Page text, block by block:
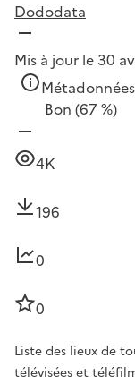
Dododata
Mis à jour le 30
Bon (67 %)
4K
196
0
0
Liste des lieux de
télévisées et